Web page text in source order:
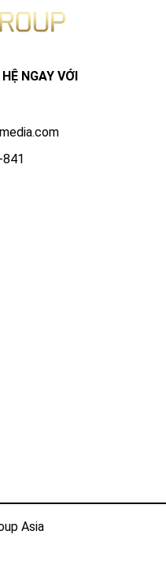
NGAY VỚI
Asia